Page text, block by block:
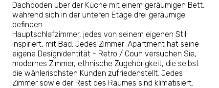
Dachboden über der Küche mit einem geräumigen Bett,
während sich in der unteren Etage drei geräumige
befinden
Hauptschlafzimmer, jedes von seinem eigenen Stil
inspiriert, mit Bad. Jedes Zimmer-Apartment hat seine
eigene Designidentität - Retro / Coun versuchen Sie,
modernes Zimmer, ethnische Zugehörigkeit, die selbst
die wählerischsten Kunden zufriedenstellt. Jedes
Zimmer sowie der Rest des Raumes sind klimatisiert.